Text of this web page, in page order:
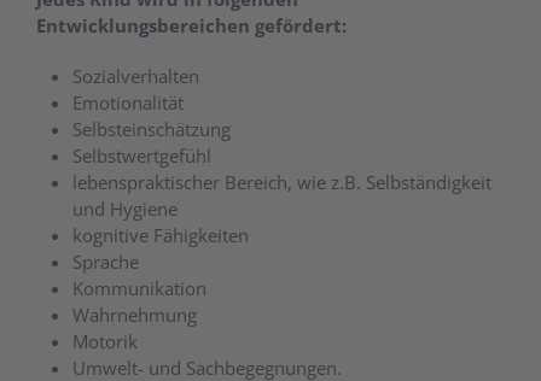
Entwicklungsbereichen gefördert:
Sozialverhalten
Emotionalität
Selbsteinschätzung
Selbstwertgefühl
lebenspraktischer Bereich, wie z.B. Selbständigkeit
und Hygiene
kognitive Fähigkeiten
Sprache
Kommunikation
Wahrnehmung
Motorik
Umwelt- und Sachbegegnungen.